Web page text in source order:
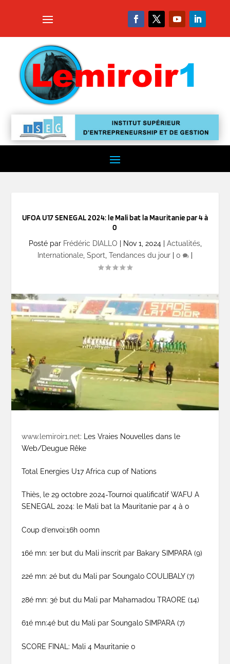
UFOA U17 SENEGAL 2024: le Mali bat la Mauritanie par 4 à
0
Posté par Frédéric DIALLO Nov 1, 2024| Actualités,
Internationale Sport Tendances du jour 0
www.lemiroir1.net: Les Vraies Nouvelles dans le
Web/Deugue Rêke
Total Energies U17 Africa cup of Nations
Thiès, le 29 octobre 2024-Tournoi qualificatif WAFU A
SENEGAL 2024: le Mali bat la Mauritanie par 4 à 0
Coup d’envoi:16h 00mn
16é mn: 1er but du Mali inscrit par Bakary SIMPARA (9)
22é mn: 2é but du Mali par Soungalo COULIBALY (7)
28é mn: 3é but du Mali par Mahamadou TRAORE (14)
61é mn:4é but du Mali par Soungalo SIMPARA (7)
SCORE FINAL: Mali 4 Mauritanie 0